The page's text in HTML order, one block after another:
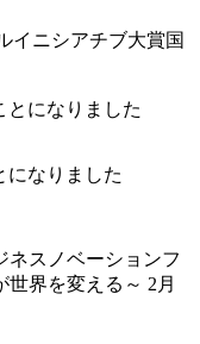
イニシアチブ大賞国
になりました